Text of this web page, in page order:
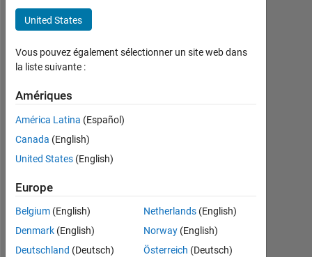
plus
d'un
y a
Actif
depuis
2019
0
Following:
0
Follow
United States
Vous pouvez également sélectionner un site web dans
la liste suivante :
Amériques
América Latina (Español)
Canada (English)
United States (English)
Europe
Belgium (English)
Denmark (English)
Deutschland (Deutsch)
Netherlands(English)
Norway(English)
Österreich (Deutsch)